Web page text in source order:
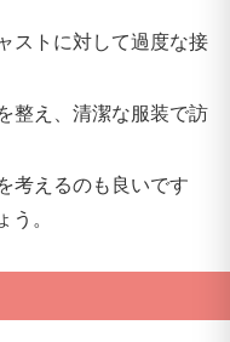
ストに対して過度な接
整え、清潔な服装で訪
考えるのも良いです
う。